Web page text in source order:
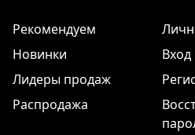
Рекомендуем
Новинки
Лидеры продаж
Распродажа
Вход